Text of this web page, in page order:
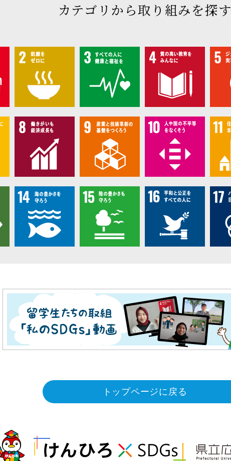
カテゴリから取り組みを探す
トップページに戻る